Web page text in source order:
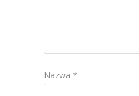
Nazwa *